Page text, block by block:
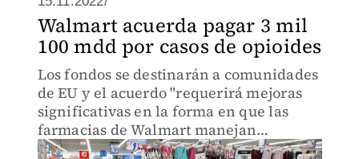
Walmart acuerda pagar 3 mil
100 mdd por casos de opioides
Los fondos se destinarán a comunidades
de EU y el acuerdo "requerirá mejoras
significativas en la forma en que las
farmacias de Walmart manejan
opioides".